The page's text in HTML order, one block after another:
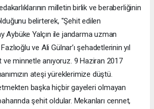
milletin birlik ve beraberliğinin
belirterek, "Şehit edilen
Aybüke Yalçın ile jandarma uzman
ve Ali Gülnar’ı şehadetlerinin yıl
minnetle anıyoruz. 9 Haziran 2017
ateşi yüreklerimize düştü.
başka hiçbir gayeleri olmayan
şehit oldular. Mekanları cennet,